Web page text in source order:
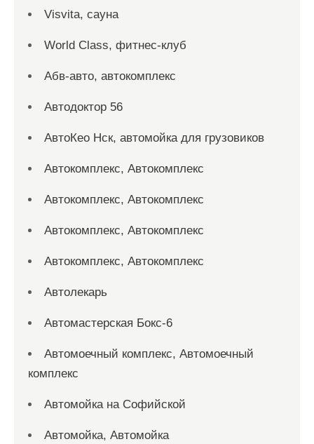
Visvita, сауна
World Class, фитнес-клуб
Абв-авто, автокомплекс
Автодоктор 56
АвтоКео Нск, автомойка для грузовиков
Автокомплекс, Автокомплекс
Автокомплекс, Автокомплекс
Автокомплекс, Автокомплекс
Автокомплекс, Автокомплекс
Автолекарь
Автомастерская Бокс-6
Автомоечный комплекс, Автомоечный
комплекс
Автомойка на Софийской
Автомойка, Автомойка